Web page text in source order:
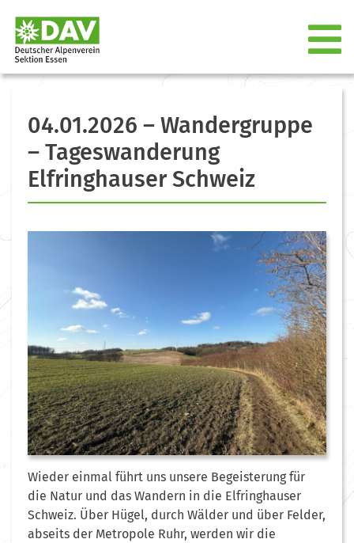
04.01.2026 – Wandergruppe
– Tageswanderung
Elfringhauser Schweiz
Wieder einmal führt uns unsere Begeisterung für
die Natur und das Wandern in die Elfringhauser
Schweiz. Über Hügel, durch Wälder und über Felder,
abseits der Metropole Ruhr, werden wir die